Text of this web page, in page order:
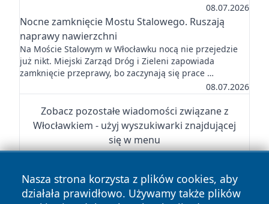
08.07.2026
Nocne zamknięcie Mostu Stalowego. Ruszają
naprawy nawierzchni
Na Moście Stalowym w Włocławku nocą nie przejedzie
już nikt. Miejski Zarząd Dróg i Zieleni zapowiada
zamknięcie przeprawy, bo zaczynają się prace …
08.07.2026
Zobacz pozostałe wiadomości związane z
Włocławkiem - użyj wyszukiwarki znajdującej
się w menu
Nasza strona korzysta z plików cookies, aby
działała prawidłowo. Używamy także plików